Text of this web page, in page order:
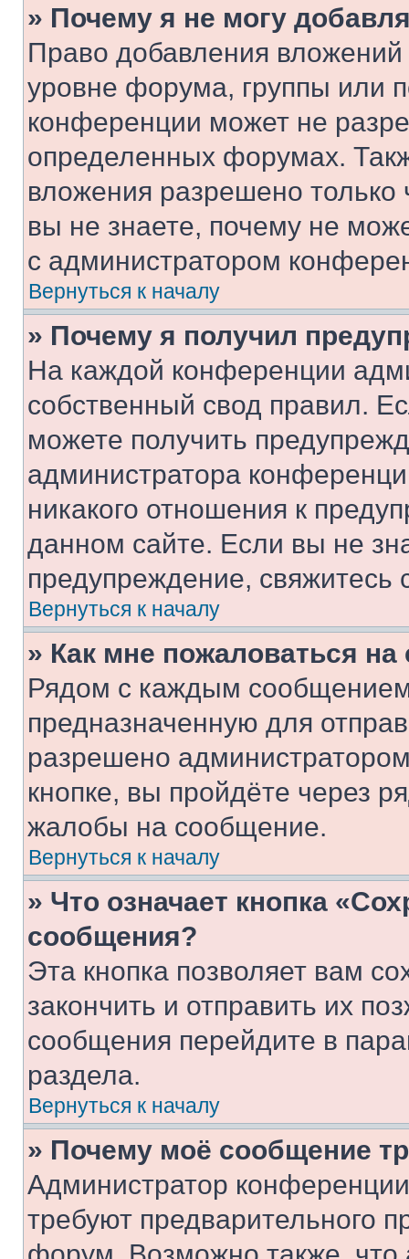
» Почему я не могу
Право добавления
уровне форума, группы или
конференции может не
определенных форумах.
вложения разрешено
вы не знаете, почему не
с администратором
Вернуться к началу
» Почему я получил
На каждой конференции
собственный свод правил.
можете получить
администратора
никакого отношения к
данном сайте. Если вы не
предупреждение,
Вернуться к началу
» Как мне пожаловаться
Рядом с каждым сообщением
предназначенную для
разрешено
кнопке, вы пройдёте через
жалобы на сообщение.
Вернуться к началу
» Что означает кнопка
сообщения?
Эта кнопка позволяет вам
закончить и отправить их
сообщения перейдите в
раздела.
Вернуться к началу
» Почему моё сообщение
Администратор
требуют предварительного